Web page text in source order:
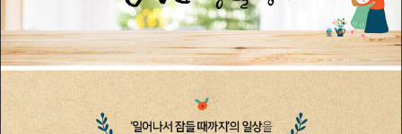
4권은 중국·대만·태국으로 수출되었는데, 대만에서는 출간 즉시 엄마
들의 입소문 추천 도서로 자리매김했으며 특히 중국에서는 『엄마표
생활영어 표현사전』, 『엄마표 생활영어 회화사전』 시리즈가 자녀 교
육에 열정적인 타이거맘들에게 선택되어 30만 부 가까이 수출되었고
해를 거듭할수록 더더욱 거센 인기몰이 중이다. 인스타그램 @hienje